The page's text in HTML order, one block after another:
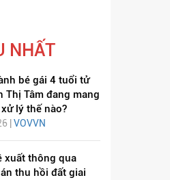
NHẤT
bé gái 4 tuổi tử
Thị Tâm đang mang
lý thế nào?
| VOVVN
xuất thông qua
thu hồi đất giai